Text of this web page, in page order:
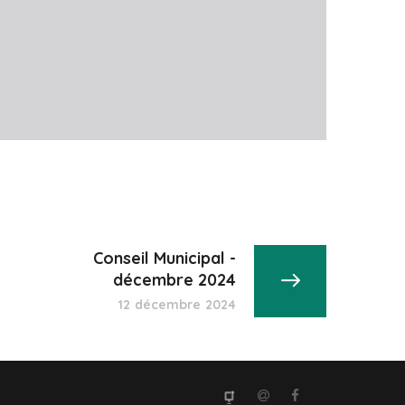
Conseil Municipal -
décembre 2024
12 décembre 2024